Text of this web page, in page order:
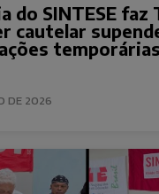
do SINTESE faz
cautelar
DE 2026